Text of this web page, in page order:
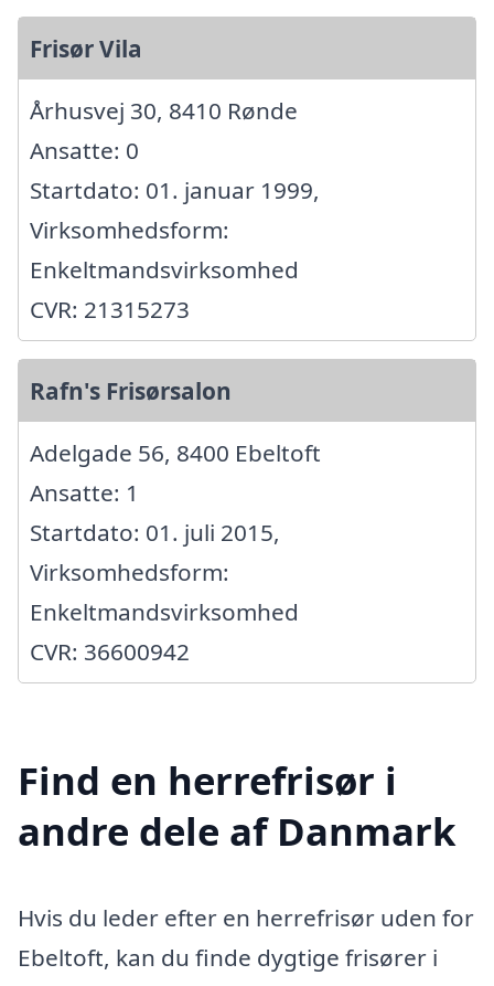
Frisør Vila
Århusvej 30, 8410 Rønde
Ansatte: 0
Startdato: 01. januar 1999,
Virksomhedsform:
Enkeltmandsvirksomhed
CVR: 21315273
Rafn's Frisørsalon
Adelgade 56, 8400 Ebeltoft
Ansatte: 1
Startdato: 01. juli 2015,
Virksomhedsform:
Enkeltmandsvirksomhed
CVR: 36600942
Find en herrefrisør i
andre dele af Danmark
Hvis du leder efter en herrefrisør uden for
Ebeltoft, kan du finde dygtige frisører i